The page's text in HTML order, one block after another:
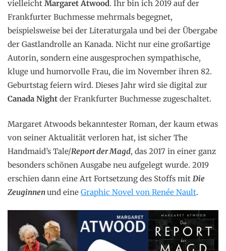
vielleicht Margaret Atwood. Ihr bin ich 2019 auf der
Frankfurter Buchmesse mehrmals begegnet,
beispielsweise bei der Literaturgala und bei der Übergabe
der Gastlandrolle an Kanada. Nicht nur eine großartige
Autorin, sondern eine ausgesprochen sympathische,
kluge und humorvolle Frau, die im November ihren 82.
Geburtstag feiern wird. Dieses Jahr wird sie digital zur
Canada Night der Frankfurter Buchmesse zugeschaltet.
Margaret Atwoods bekanntester Roman, der kaum etwas
von seiner Aktualität verloren hat, ist sicher The
Handmaid’s Tale/Report der Magd, das 2017 in einer ganz
besonders schönen Ausgabe neu aufgelegt wurde. 2019
erschien dann eine Art Fortsetzung des Stoffs mit Die
Zeuginnenund eine Graphic Novel von Renée Nault.